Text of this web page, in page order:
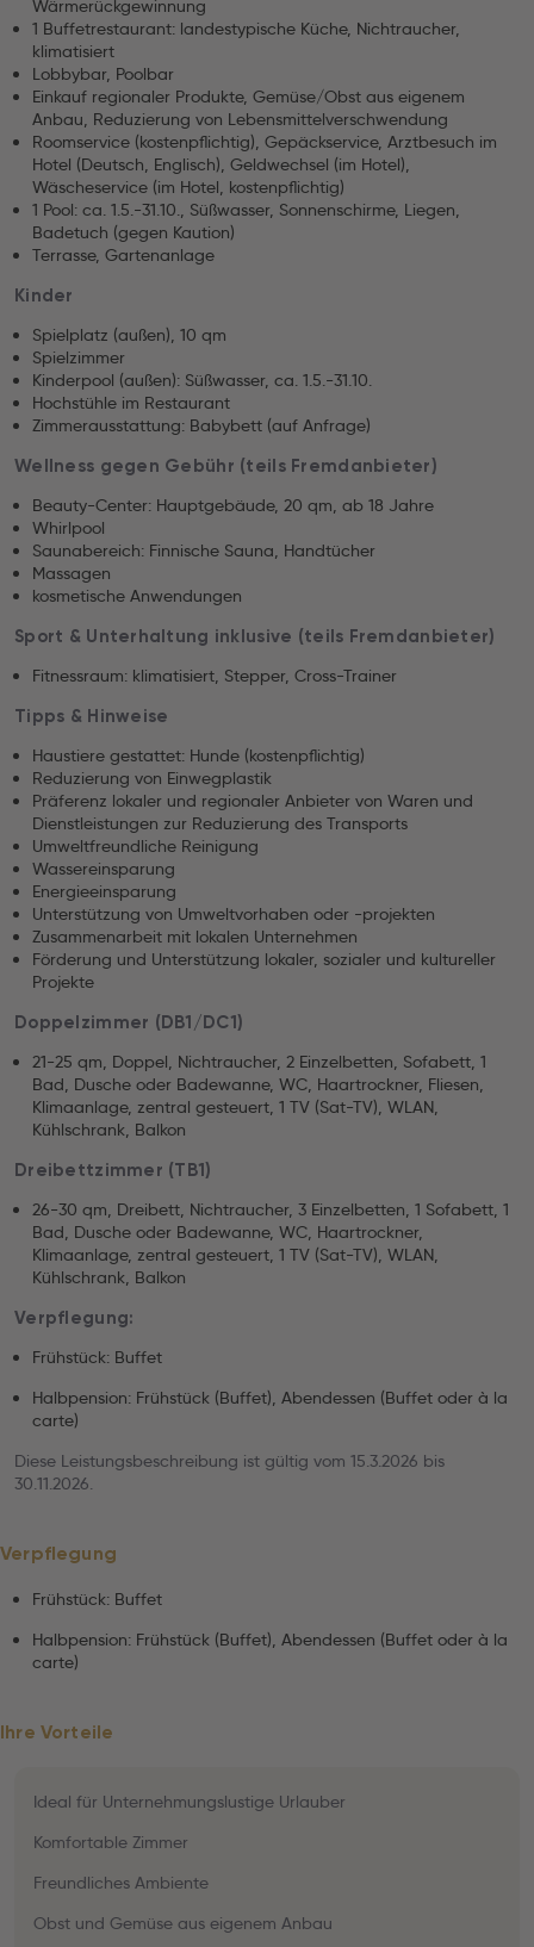
Wärmerückgewinnung
1 Buffetrestaurant: landestypische Küche, Nichtraucher,
klimatisiert
Lobbybar, Poolbar
Einkauf regionaler Produkte, Gemüse/Obst aus eigenem
Anbau, Reduzierung von Lebensmittelverschwendung
Roomservice (kostenpflichtig), Gepäckservice, Arztbesuch im
Hotel (Deutsch, Englisch), Geldwechsel (im Hotel),
Wäscheservice (im Hotel, kostenpflichtig)
1 Pool: ca. 1.5.-31.10., Süßwasser, Sonnenschirme, Liegen,
Badetuch (gegen Kaution)
Terrasse, Gartenanlage
Kinder
Spielplatz (außen), 10 qm
Spielzimmer
Kinderpool (außen): Süßwasser, ca. 1.5.-31.10.
Hochstühle im Restaurant
Zimmerausstattung: Babybett (auf Anfrage)
Wellness gegen Gebühr (teils Fremdanbieter)
Beauty-Center: Hauptgebäude, 20 qm, ab 18 Jahre
Whirlpool
Saunabereich: Finnische Sauna, Handtücher
Massagen
kosmetische Anwendungen
Sport & Unterhaltung inklusive (teils Fremdanbieter)
Fitnessraum: klimatisiert, Stepper, Cross-Trainer
Tipps & Hinweise
Haustiere gestattet: Hunde (kostenpflichtig)
Reduzierung von Einwegplastik
Präferenz lokaler und regionaler Anbieter von Waren und
Dienstleistungen zur Reduzierung des Transports
Umweltfreundliche Reinigung
Wassereinsparung
Energieeinsparung
Unterstützung von Umweltvorhaben oder -projekten
Zusammenarbeit mit lokalen Unternehmen
Förderung und Unterstützung lokaler, sozialer und kultureller
Projekte
Doppelzimmer (DB1/DC1)
21-25 qm, Doppel, Nichtraucher, 2 Einzelbetten, Sofabett, 1
Bad, Dusche oder Badewanne, WC, Haartrockner, Fliesen,
Klimaanlage, zentral gesteuert, 1 TV (Sat-TV), WLAN,
Kühlschrank, Balkon
Dreibettzimmer (TB1)
26-30 qm, Dreibett, Nichtraucher, 3 Einzelbetten, 1 Sofabett, 1
Bad, Dusche oder Badewanne, WC, Haartrockner,
Klimaanlage, zentral gesteuert, 1 TV (Sat-TV), WLAN,
Kühlschrank, Balkon
Verpflegung:
Frühstück: Buffet
Halbpension: Frühstück (Buffet), Abendessen (Buffet oder à la
carte)
Diese Leistungsbeschreibung ist gültig vom 15.3.2026 bis
30.11.2026.
Verpflegung
Frühstück: Buffet
Halbpension: Frühstück (Buffet), Abendessen (Buffet oder à la
carte)
Ihre Vorteile
Ideal für Unternehmungslustige Urlauber
Komfortable Zimmer
Freundliches Ambiente
Obst und Gemüse aus eigenem Anbau